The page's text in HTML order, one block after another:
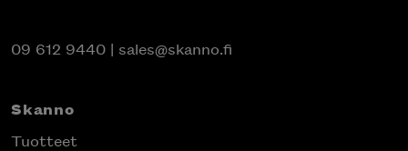
09 612 9440 | sales@skanno.fi
Skanno
Tuotteet